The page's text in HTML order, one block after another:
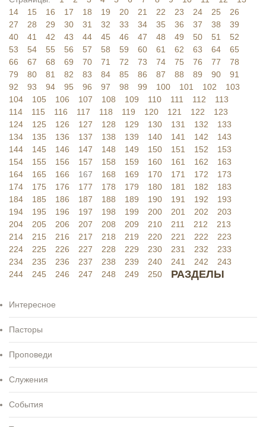
14
15 16 17 18 19 20 21 22 23 24 25
26
27
28 29 30 31 32 33 34 35 36 37 38
39
40
41 42 43 44 45 46 47 48 49 50 51
52
53
54 55 56 57 58 59 60 61 62 63 64
65
66
67 68 69 70 71 72 73 74 75 76 77
78
79
80 81 82 83 84 85 86 87 88 89 90
91
92
93 94 95 96 97 98 99 100 101 102
103
104
105 106 107 108 109 110 111 112
113
114
115 116 117 118 119 120 121 122
123
124
125 126 127 128 129 130 131 132
133
134
135 136 137 138 139 140 141 142
143
144
145 146 147 148 149 150 151 152
153
154
155 156 157 158 159 160 161 162
163
164
165 166 167 168 169 170 171 172
173
174
175 176 177 178 179 180 181 182
183
184
185 186 187 188 189 190 191 192
193
194
195 196 197 198 199 200 201 202
203
204
205 206 207 208 209 210 211 212
213
214
215 216 217 218 219 220 221 222
223
224
225 226 227 228 229 230 231 232
233
234
235 236 237 238 239 240 241 242
243
244
245 246 247 248 249 250 РАЗДЕЛЫ
Интересное
Пасторы
Проповеди
Служения
События